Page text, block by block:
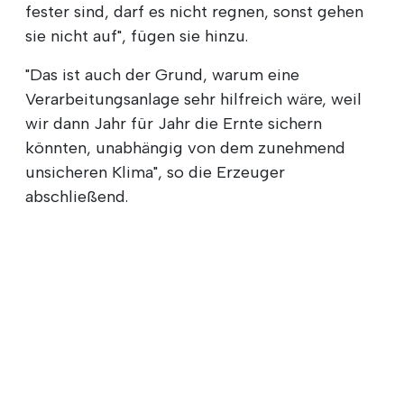
fester sind, darf es nicht regnen, sonst gehen
sie nicht auf", fügen sie hinzu.
"Das ist auch der Grund, warum eine
Verarbeitungsanlage sehr hilfreich wäre, weil
wir dann Jahr für Jahr die Ernte sichern
könnten, unabhängig von dem zunehmend
unsicheren Klima", so die Erzeuger
abschließend.